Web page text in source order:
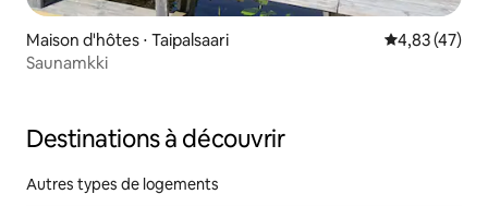
Maison d'hôtes ⋅ Taipalsaari Évaluation
4,83 (47)
Saunamkki
Destinations à découvrir
Autres types de logements